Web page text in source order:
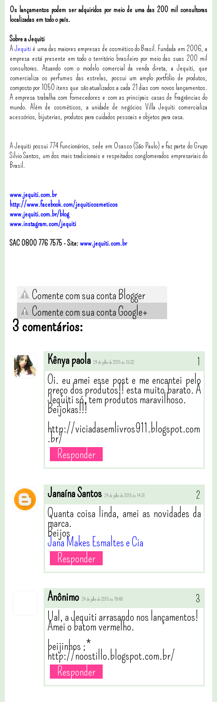
Os lançamentos podem ser adquiridos por meio de uma das 200 mil consultoras
localizadas em todo o país.
Sobre a Jequiti
AJequiti é uma das maiores empresas de cosmético do Brasil. Fundada em 2006, a
empresa está presente em todo o território brasileiro por meio das suas 200 mil
consultoras. Atuando com o modelo comercial da venda direta, a Jequiti, que
comercializa os perfumes das estrelas, possui um amplo portfólio de produtos,
composto por 1050 itens que são atualizados a cada 21 dias com novos lançamentos.
A empresa trabalha com fornecedores e com as principais casas de fragrâncias do
mundo. Além de cosméticos, a unidade de negócios Villa Jequiti comercializa
acessórios, bijuterias, produtos para cuidados pessoais e objetos para casa.
A Jequiti possui 774 funcionários, sede em Osasco (São Paulo) e faz parte do Grupo
Silvio Santos, um dos mais tradicionais e respeitados conglomerados empresariais do
Brasil.
www.jequiti.com.br
http://www.facebook.com/jequiticosmeticos
www.jequiti.com.br/blog
www.instagram.com/jequiti
SAC 0800 776 7575 - Site: www.jequiti.com.br
Comente com sua conta Blogger
Comente com sua conta Google+
3 comentários:
Kênya paola 24 de julho de 2015 às 13:32
Oi. eu amei esse post e me encantei pelo
preço dos produtos!! esta muito barato. A
Jequiti só, tem produtos maravilhoso.
Beijokas!!!
http://viciadasemlivros911.blogspot.com
.br/
Responder
Janaína Santos 24 de julho de 2015 às 14:31
Quanta coisa linda, amei as novidades da
marca.
Beijos
Jana Makes Esmaltes e Cia
Responder
Anônimo 24 de julho de 2015 às 19:48
Ual, a Jequiti arrasando nos lançamentos!
Amei o batom vermelho.
beijinhos ;*
http://noostillo.blogspot.com.br/
Responder